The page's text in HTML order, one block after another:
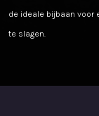
de ideale bijbaan voor
te slagen.